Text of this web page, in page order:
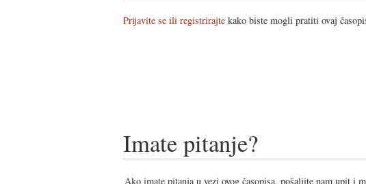
Prijavite se ili registrirajte kako biste mogli pratiti ovaj
Imate pitanje?
Ako imate pitanja u vezi ovog časopisa, pošaljite nam upit i